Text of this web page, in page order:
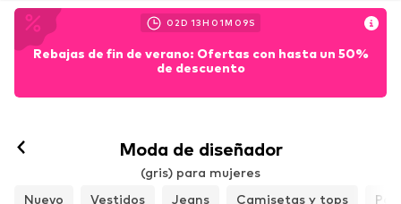
02D 13H 01M 08S
Rebajas de fin de verano: Ofertas con hasta un 50%
de descuento
Moda de diseñador
(gris) para mujeres
Nuevo
Vestidos Jeans Camisetas y tops